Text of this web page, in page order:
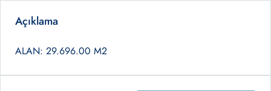
Açıklama
ALAN: 29.696.00 M2